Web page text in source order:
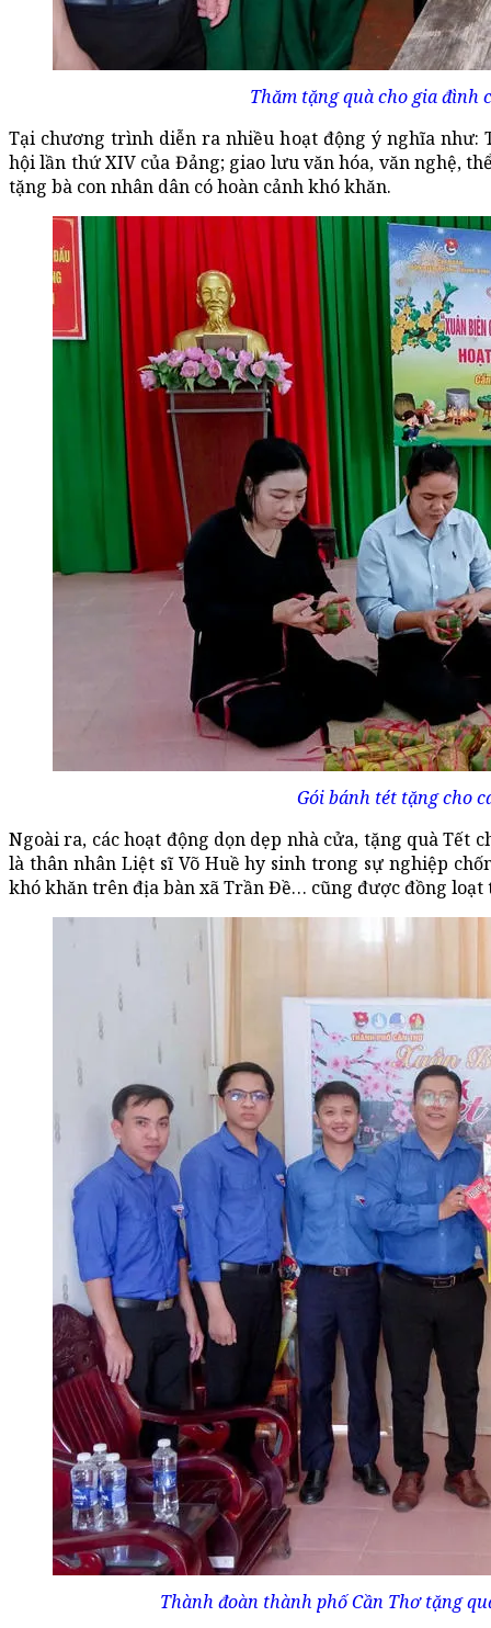
Thăm tặng quà cho gia đình
Tại chương trình diễn ra nhiều hoạt động ý nghĩa
hội lần thứ XIV của Đảng; giao lưu văn hóa, văn nghệ,
tặng bà con nhân dân có hoàn cảnh khó khăn.
Gói bánh tét tặng cho
Ngoài ra, các hoạt động dọn dẹp nhà cửa, tặng quà Tết
là thân nhân Liệt sĩ Võ Huề hy sinh trong sự nghiệp
khó khăn trên địa bàn xã Trần Đề… cũng được đồng loạt
Thành đoàn thành phố Cần Thơ tặng